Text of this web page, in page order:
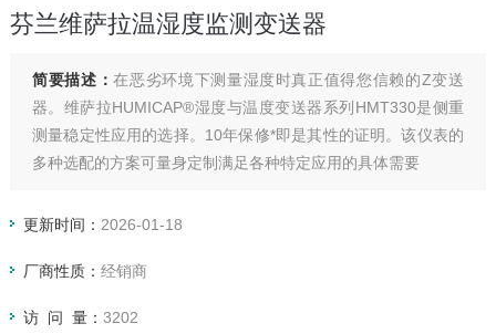
芬兰维萨拉温湿度监测变送器
简要描述：在恶劣环境下测量湿度时真正值得您信赖的Z变送
器。维萨拉HUMICAP®湿度与温度变送器系列HMT330是侧重
测量稳定性应用的选择。10年保修*即是其性的证明。该仪表的
多种选配的方案可量身定制满足各种特定应用的具体需要
更新时间： 2026-01-18
厂商性质： 经销商
访 问 量： 3202